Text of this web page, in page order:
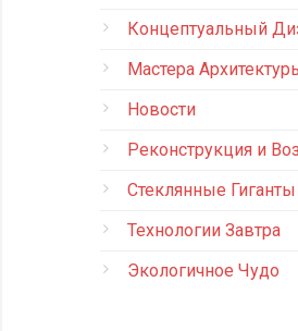
Концептуальный
Мастера
Новости
Реконструкция и
Стеклянные Гиганты
Технологии Завтра
Экологичное Чудо